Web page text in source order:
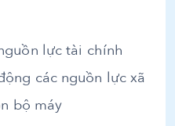
lực tài chính
các nguồn lực xã
bộ máy